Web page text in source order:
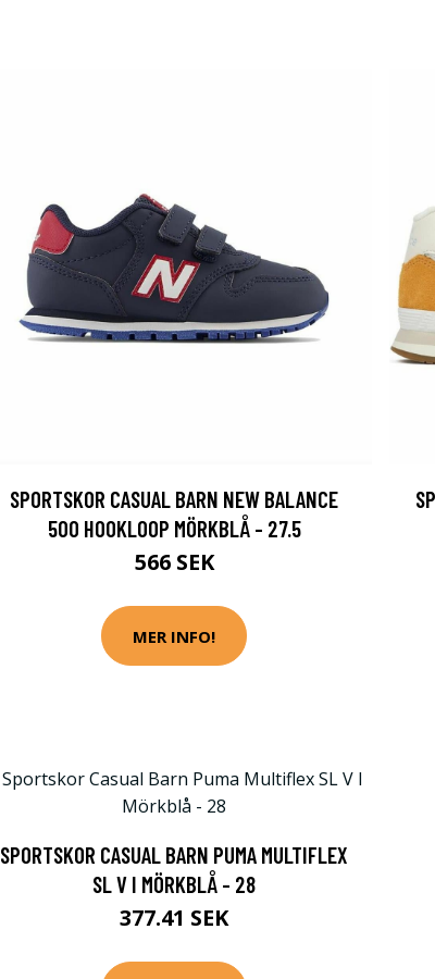
SPORTSKOR CASUAL BARN NEW BALANCE
500 HOOKLOOP MÖRKBLÅ - 27.5
566 SEK
MER INFO!
SPORTSKOR CASUAL BARN PUMA MULTIFLEX
SL V I MÖRKBLÅ - 28
377.41 SEK